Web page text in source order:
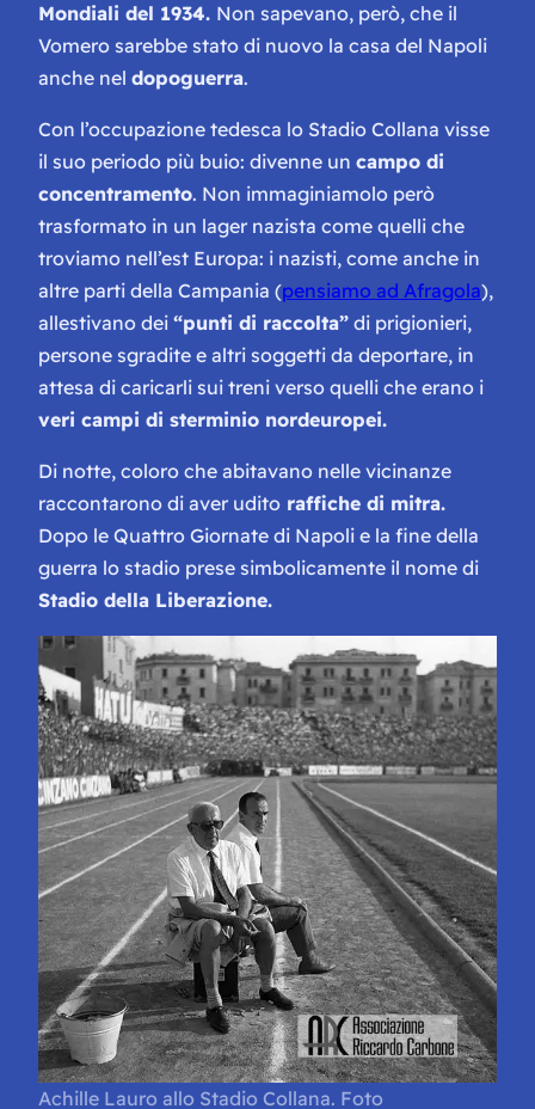
Mondiali del 1934. Non sapevano, però, che il
Vomero sarebbe stato di nuovo la casa del Napoli
anche nel dopoguerra.
Con l’occupazione tedesca lo Stadio Collana visse
il suo periodo più buio: divenne un campo di
concentramento. Non immaginiamolo però
trasformato in un lager nazista come quelli che
troviamo nell’est Europa: i nazisti, come anche in
altre parti della Campania (pensiamo ad Afragola),
allestivano dei “punti di raccolta” di prigionieri,
persone sgradite e altri soggetti da deportare, in
attesa di caricarli sui treni verso quelli che erano i
veri campi di sterminio nordeuropei.
Di notte, coloro che abitavano nelle vicinanze
raccontarono di aver udito raffiche di mitra.
Dopo le Quattro Giornate di Napoli e la fine della
guerra lo stadio prese simbolicamente il nome di
Stadio della Liberazione.
Achille Lauro allo Stadio Collana. Foto